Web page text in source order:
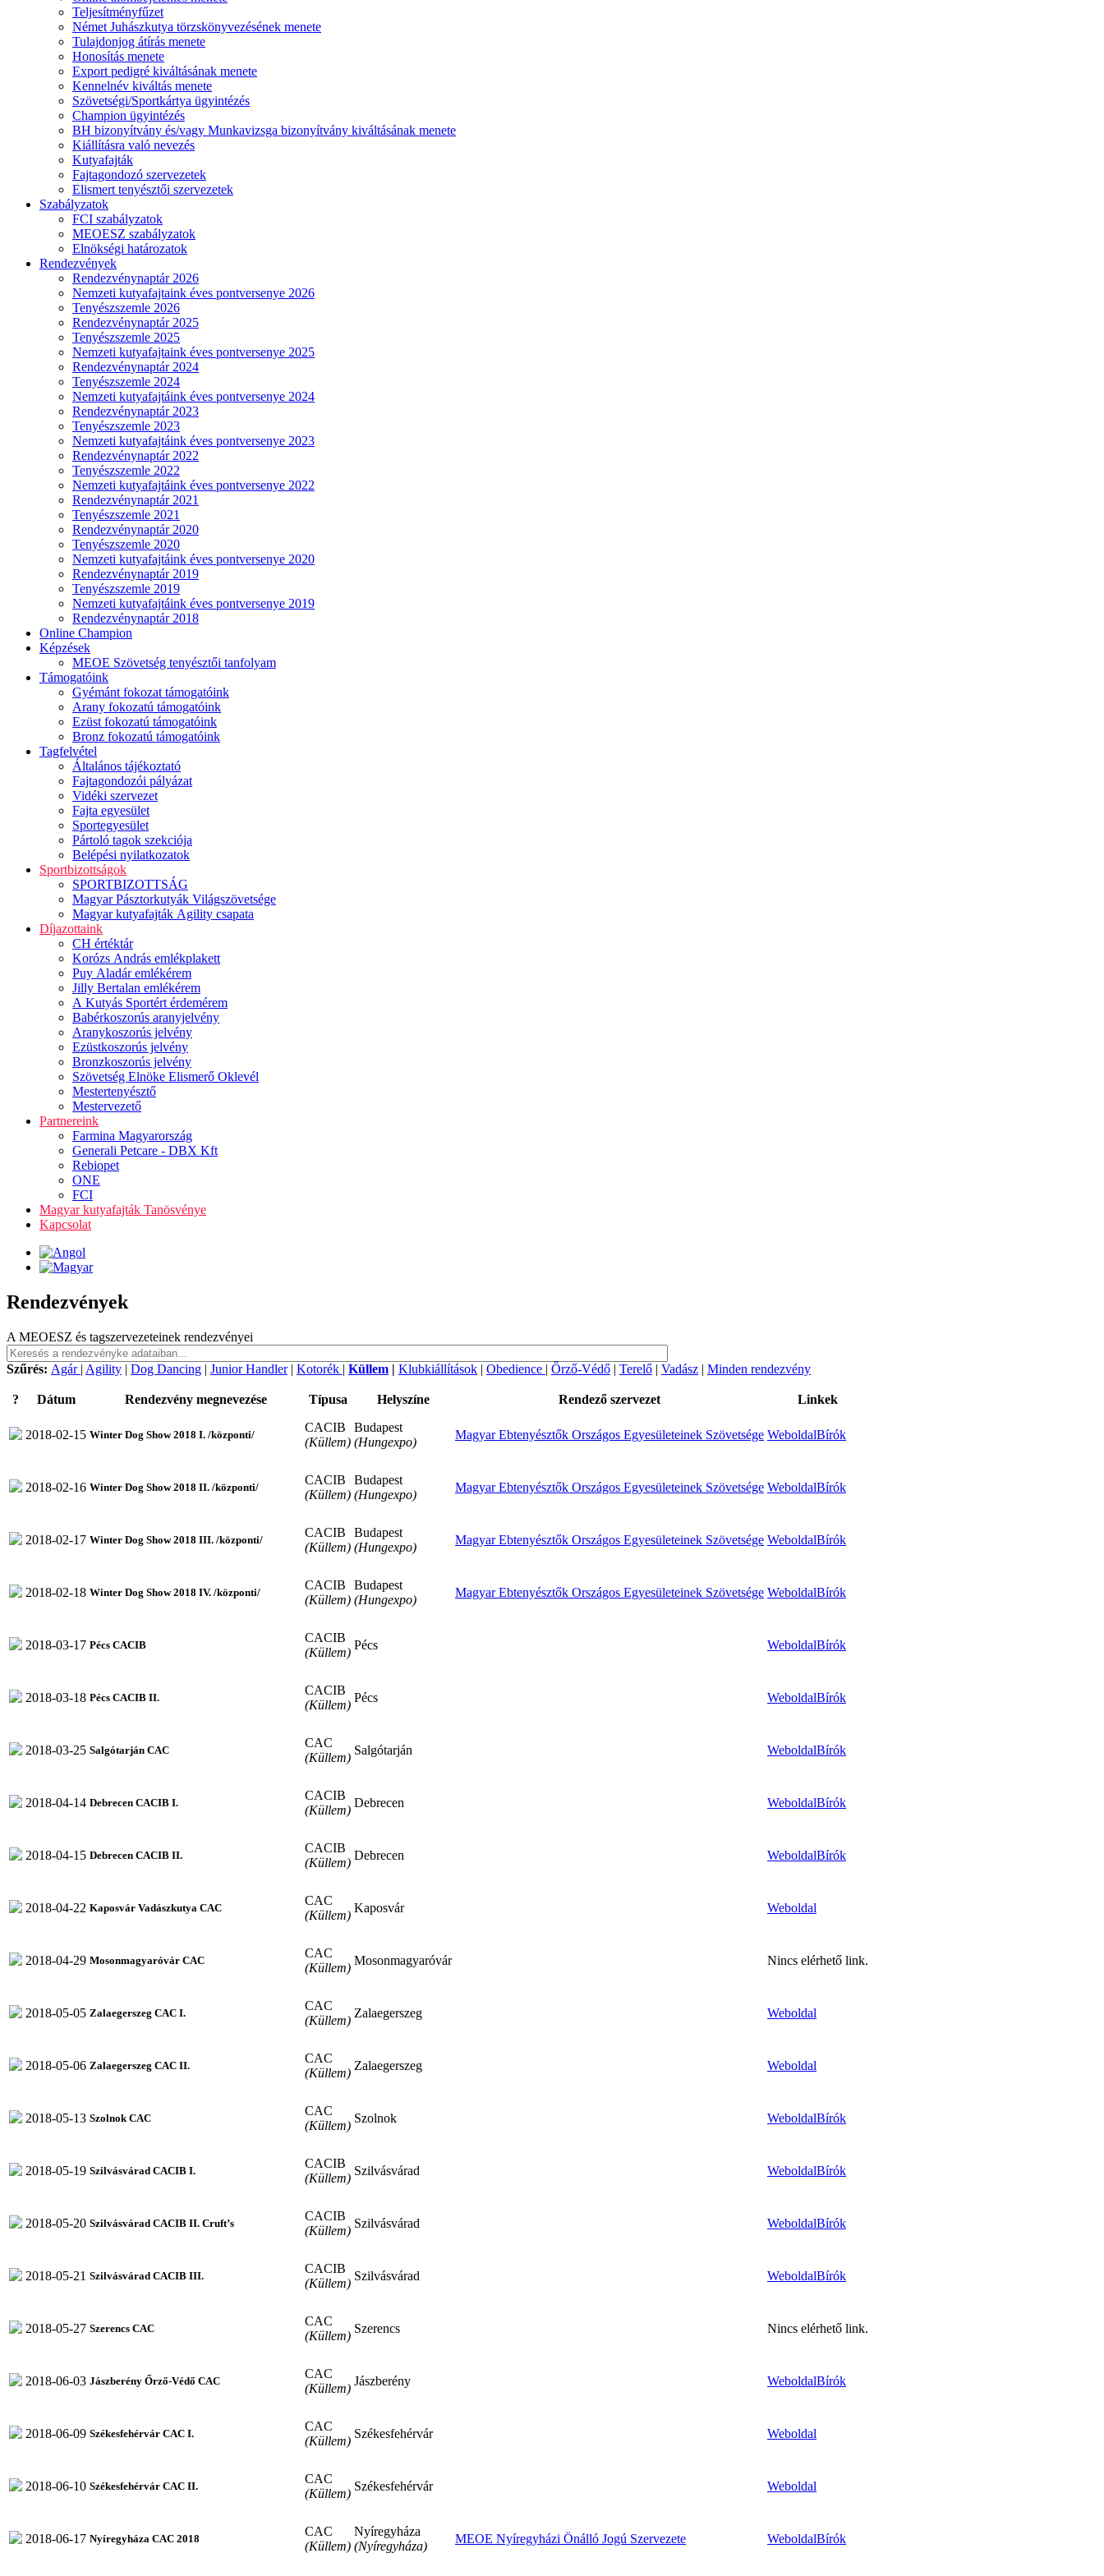
Teljesítményfűzet
Német Juhászkutya törzskönyvezésének menete
Tulajdonjog átírás menete
Honosítás menete
Export pedigré kiváltásának menete
Kennelnév kiváltás menete
Szövetségi/Sportkártya ügyintézés
Champion ügyintézés
BH bizonyítvány és/vagy Munkavizsga bizonyítvány kiváltásának menete
Kiállításra való nevezés
Kutyafajták
Fajtagondozó szervezetek
Elismert tenyésztői szervezetek
Szabályzatok
FCI szabályzatok
MEOESZ szabályzatok
Elnökségi határozatok
Rendezvények
Rendezvénynaptár 2026
Nemzeti kutyafajtaink éves pontversenye 2026
Tenyészszemle 2026
Rendezvénynaptár 2025
Tenyészszemle 2025
Nemzeti kutyafajtaink éves pontversenye 2025
Rendezvénynaptár 2024
Tenyészszemle 2024
Nemzeti kutyafajtáink éves pontversenye 2024
Rendezvénynaptár 2023
Tenyészszemle 2023
Nemzeti kutyafajtáink éves pontversenye 2023
Rendezvénynaptár 2022
Tenyészszemle 2022
Nemzeti kutyafajtáink éves pontversenye 2022
Rendezvénynaptár 2021
Tenyészszemle 2021
Rendezvénynaptár 2020
Tenyészszemle 2020
Nemzeti kutyafajtáink éves pontversenye 2020
Rendezvénynaptár 2019
Tenyészszemle 2019
Nemzeti kutyafajtáink éves pontversenye 2019
Rendezvénynaptár 2018
Online Champion
Képzések
MEOE Szövetség tenyésztői tanfolyam
Támogatóink
Gyémánt fokozat támogatóink
Arany fokozatú támogatóink
Ezüst fokozatú támogatóink
Bronz fokozatú támogatóink
Tagfelvétel
Általános tájékoztató
Fajtagondozói pályázat
Vidéki szervezet
Fajta egyesület
Sportegyesület
Pártoló tagok szekciója
Belépési nyilatkozatok
Sportbizottságok
SPORTBIZOTTSÁG
Magyar Pásztorkutyák Világszövetsége
Magyar kutyafajták Agility csapata
Díjazottaink
CH értéktár
Korózs András emlékplakett
Puy Aladár emlékérem
Jilly Bertalan emlékérem
A Kutyás Sportért érdemérem
Babérkoszorús aranyjelvény
Aranykoszorús jelvény
Ezüstkoszorús jelvény
Bronzkoszorús jelvény
Szövetség Elnöke Elismerő Oklevél
Mestertenyésztő
Mestervezető
Partnereink
Farmina Magyarország
Generali Petcare - DBX Kft
Rebiopet
ONE
FCI
Magyar kutyafajták Tanösvénye
Kapcsolat
Rendezvények
A MEOESZ és tagszervezeteinek rendezvényei
Szűrés: Agár | Agility | Dog Dancing | Junior Handler| Kotorék | Küllem | Klubkiállítások | Obedience | Őrző-Védő | Terelő | Vadász | Minden rendezvény
? Dátum Rendezvény megnevezése Típusa Helyszíne Rendező szervezet Linkek
2018-02-15 Winter Dog Show 2018 I. /központi/
CACIB
(Küllem)
Budapest
(Hungexpo)
Magyar Ebtenyésztők Országos Egyesületeinek Szövetsége WeboldalBírók
2018-02-16 Winter Dog Show 2018 II. /központi/
CACIB
(Küllem)
Budapest
(Hungexpo)
Magyar Ebtenyésztők Országos Egyesületeinek Szövetsége WeboldalBírók
2018-02-17 Winter Dog Show 2018 III. /központi/
CACIB
(Küllem)
Budapest
(Hungexpo)
Magyar Ebtenyésztők Országos Egyesületeinek Szövetsége WeboldalBírók
2018-02-18 Winter Dog Show 2018 IV. /központi/
CACIB
(Küllem)
Budapest
(Hungexpo)
Magyar Ebtenyésztők Országos Egyesületeinek Szövetsége WeboldalBírók
2018-03-17 Pécs CACIB
CACIB
(Küllem)
Pécs WeboldalBírók
2018-03-18 Pécs CACIB II.
CACIB
(Küllem)
Pécs WeboldalBírók
2018-03-25 Salgótarján CAC
CAC
(Küllem)
Salgótarján WeboldalBírók
2018-04-14 Debrecen CACIB I.
CACIB
(Küllem)
Debrecen WeboldalBírók
2018-04-15 Debrecen CACIB II.
CACIB
(Küllem)
Debrecen WeboldalBírók
2018-04-22 Kaposvár Vadászkutya CAC
CAC
(Küllem)
Kaposvár Weboldal
2018-04-29 Mosonmagyaróvár CAC
CAC
(Küllem)
Mosonmagyaróvár Nincs elérhető link.
2018-05-05 Zalaegerszeg CAC I.
CAC
(Küllem)
Zalaegerszeg Weboldal
2018-05-06 Zalaegerszeg CAC II.
CAC
(Küllem)
Zalaegerszeg Weboldal
2018-05-13 Szolnok CAC
CAC
(Küllem)
Szolnok WeboldalBírók
2018-05-19 Szilvásvárad CACIB I.
CACIB
(Küllem)
Szilvásvárad WeboldalBírók
2018-05-20 Szilvásvárad CACIB II. Cruft’s
CACIB
(Küllem)
Szilvásvárad WeboldalBírók
2018-05-21 Szilvásvárad CACIB III.
CACIB
(Küllem)
Szilvásvárad WeboldalBírók
2018-05-27 Szerencs CAC
CAC
(Küllem)
Szerencs Nincs elérhető link.
2018-06-03 Jászberény Őrző-Védő CAC
CAC
(Küllem)
Jászberény WeboldalBírók
2018-06-09 Székesfehérvár CAC I.
CAC
(Küllem)
Székesfehérvár Weboldal
2018-06-10 Székesfehérvár CAC II.
CAC
(Küllem)
Székesfehérvár Weboldal
2018-06-17 Nyíregyháza CAC 2018
CAC
(Küllem)
Nyíregyháza
(Nyíregyháza)
MEOE Nyíregyházi Önálló Jogú Szervezete WeboldalBírók